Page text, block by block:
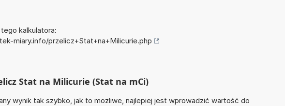
kalkulatora:
miary.info/przelicz+Stat+na+Milicurie.php
Stat na Milicurie (Stat na mCi)
wynik tak szybko, jak to możliwe, najlepiej jest wprowadzić wartość do